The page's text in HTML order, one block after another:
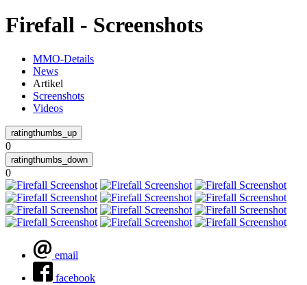
Firefall - Screenshots
MMO-Details
News
Artikel
Screenshots
Videos
0
0
email
facebook